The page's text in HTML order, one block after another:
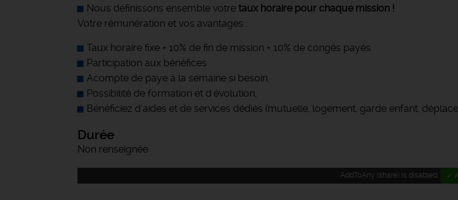
Nous définissons ensemble votre taux horaire pour chaque mission !
Votre rémunération et vos avantages :
Taux horaire fixe + 10% de fin de mission + 10% de congés payés
Participation aux bénéfices
Acompte de paye à la semaine si besoin,
Possibilité de formation et d'évolution,
Bénéficiez d'aides et de services dédiés (mutuelle, logement, garde enfant,
Durée
Non renseignée
AddToAny (share) is disabled. ✓